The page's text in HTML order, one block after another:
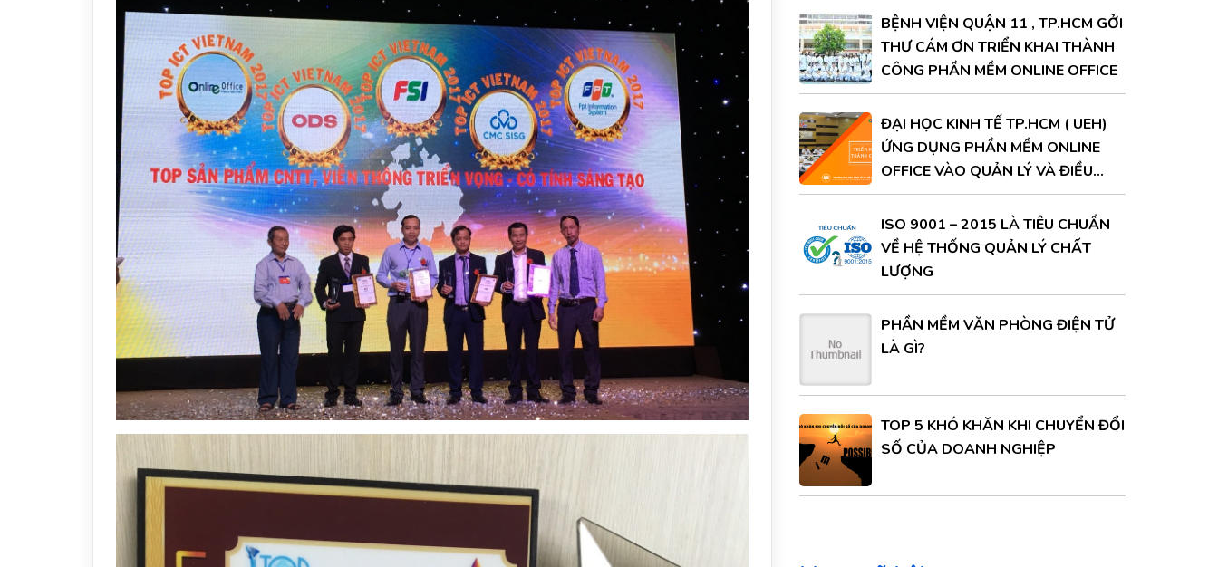
BỆNH VIỆN QUẬN 11 , TP.HCM GỞI
THƯ CÁM ƠN TRIỂN KHAI THÀNH
CÔNG PHẦN MỀM ONLINE OFFICE
ĐẠI HỌC KINH TẾ TP.HCM ( UEH)
ỨNG DỤNG PHẦN MỀM ONLINE
OFFICE VÀO QUẢN LÝ VÀ ĐIỀU
HÀNH
ISO 9001 – 2015 LÀ TIÊU CHUẨN
VỀ HỆ THỐNG QUẢN LÝ CHẤT
LƯỢNG
PHẦN MỀM VĂN PHÒNG ĐIỆN TỬ
LÀ GÌ?
TOP 5 KHÓ KHĂN KHI CHUYỂN ĐỔI
SỐ CỦA DOANH NGHIỆP